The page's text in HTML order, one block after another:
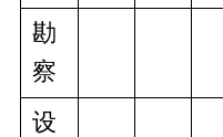
勘
察
设